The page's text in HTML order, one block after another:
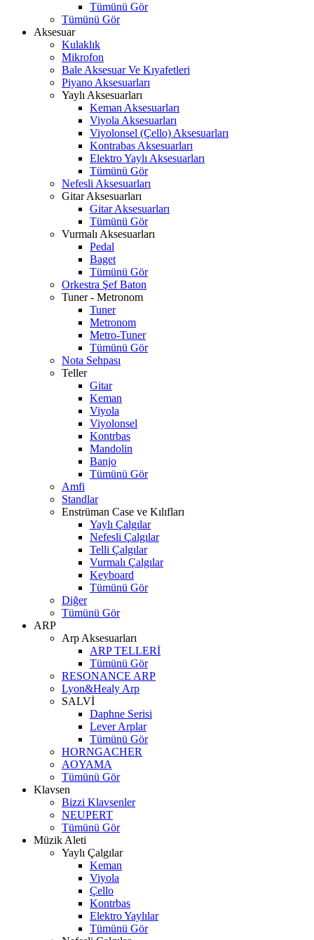
Tümünü Gör
Tümünü Gör
Aksesuar
Kulaklık
Mikrofon
Bale Aksesuar Ve Kıyafetleri
Piyano Aksesuarları
Yaylı Aksesuarları
Keman Aksesuarları
Viyola Aksesuarları
Viyolonsel (Çello) Aksesuarları
Kontrabas Aksesuarları
Elektro Yaylı Aksesuarları
Tümünü Gör
Nefesli Aksesuarları
Gitar Aksesuarları
Gitar Aksesuarları
Tümünü Gör
Vurmalı Aksesuarları
Pedal
Baget
Tümünü Gör
Orkestra Şef Baton
Tuner - Metronom
Tuner
Metronom
Metro-Tuner
Tümünü Gör
Nota Sehpası
Teller
Gitar
Keman
Viyola
Viyolonsel
Kontrbas
Mandolin
Banjo
Tümünü Gör
Amfi
Standlar
Enstrüman Case ve Kılıfları
Yaylı Çalgılar
Nefesli Çalgılar
Telli Çalgılar
Vurmalı Çalgılar
Keyboard
Tümünü Gör
Diğer
Tümünü Gör
ARP
Arp Aksesuarları
ARP TELLERİ
Tümünü Gör
RESONANCE ARP
Lyon&Healy Arp
SALVİ
Daphne Serisi
Lever Arplar
Tümünü Gör
HORNGACHER
AOYAMA
Tümünü Gör
Klavsen
Bizzi Klavsenler
NEUPERT
Tümünü Gör
Müzik Aleti
Yaylı Çalgılar
Keman
Viyola
Çello
Kontrbas
Elektro Yaylılar
Tümünü Gör